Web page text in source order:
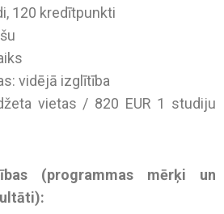
120 kredītpunkti
vidējā izglītība
vietas / 820 EUR 1 studiju
(programmas mērķi un